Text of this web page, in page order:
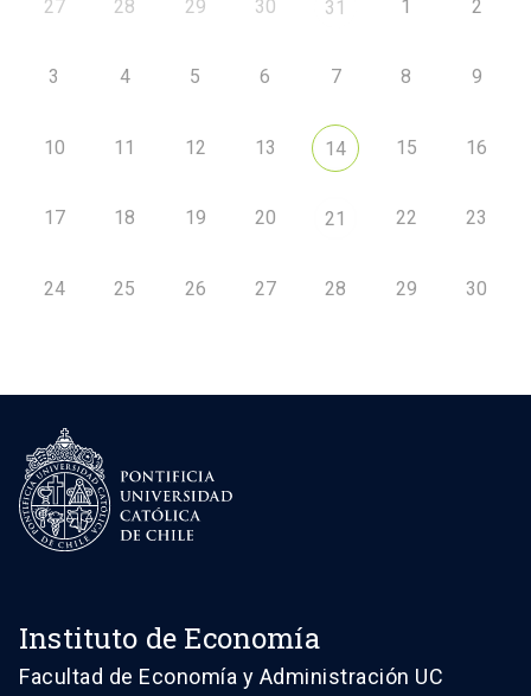
27 28 29 30 31 1 2
3 4 5 6 7 8 9
10 11 12 13 14 15 16
17 18 19 20 21 22 23
24 25 26 27 28 29 30
Instituto de Economía
Facultad de Economía y Administración UC